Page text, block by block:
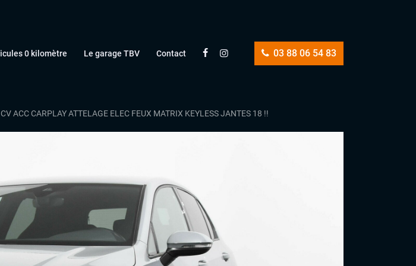
03 88 06 54 83
0 kilomètre Le garage TBV Contact
ACC CARPLAY ATTELAGE ELEC FEUX MATRIX KEYLESS JANTES 18 !!